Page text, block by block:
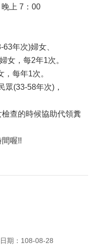
上 7：00
年次)婦女、
女，每2年1次。
每年1次。
眾(33-58年次)，
查的時候協助代領糞
喔!!
期：108-08-28